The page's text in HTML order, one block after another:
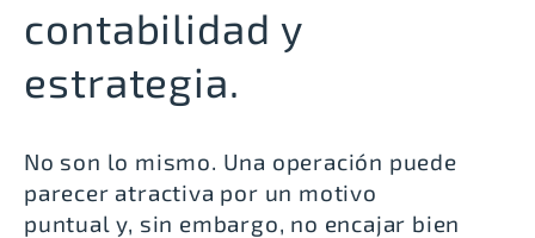
contabilidad y
estrategia.
No son lo mismo. Una operación puede
parecer atractiva por un motivo
puntual y, sin embargo, no encajar bien